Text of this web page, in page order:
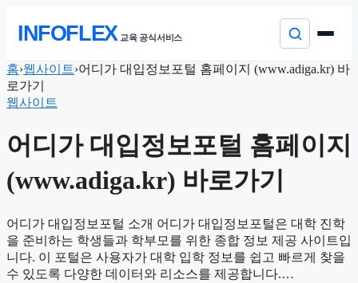
로
이
동
INFOFLEX 교육 공식서비스
컨
텐
츠
건
너
뛰
기
홈›웹사이트›어디가 대입정보포털 홈페이지 (www.adiga.kr) 바
로가기
웹사이트
어디가 대입정보포털 홈페이지
(www.adiga.kr) 바로가기
어디가 대입정보포털 소개 어디가 대입정보포털은 대학 진학
을 준비하는 학생들과 학부모를 위한 종합 정보 제공 사이트입
니다. 이 포털은 사용자가 대학 입학 정보를 쉽고 빠르게 찾을
수 있도록 다양한 데이터와 리소스를 제공합니다.…